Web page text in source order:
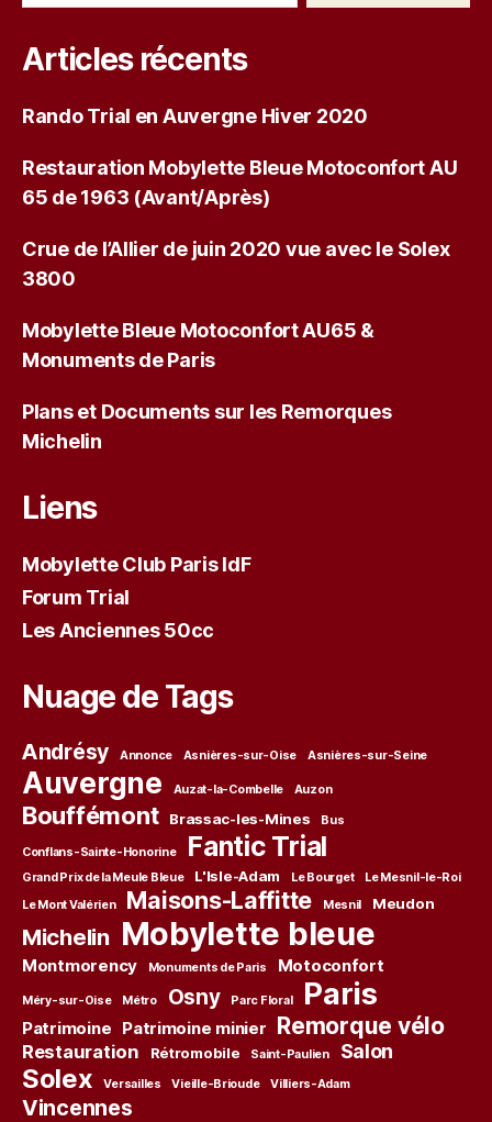
Articles récents
Rando Trial en Auvergne Hiver 2020
Restauration Mobylette Bleue Motoconfort AU
65 de 1963 (Avant/Après)
Crue de l’Allier de juin 2020 vue avec le Solex
3800
Mobylette Bleue Motoconfort AU65 &
Monuments de Paris
Plans et Documents sur les Remorques
Michelin
Liens
Mobylette Club Paris IdF
Forum Trial
Les Anciennes 50cc
Nuage de Tags
Andrésy Annonce Asnières-sur-Oise Asnières-sur-Seine
Auvergne Auzat-la-Combelle Auzon
Bouffémont Brassac-les-Mines Bus
Conflans-Sainte-Honorine Fantic Trial
Grand Prix de la Meule Bleue L'Isle-Adam Le Bourget
Le Mesnil-le-Roi
Le Mont Valérien
Maisons-Laffitte Mesnil Meudon
Michelin Mobylette bleue
Montmorency Monuments de Paris Motoconfort
Méry-sur-Oise Métro Osny Parc Floral Paris
Patrimoine Patrimoine minier Remorque vélo
Restauration Rétromobile Saint-Paulien Salon
Solex Versailles Vieille-Brioude Villiers-Adam
Vincennes